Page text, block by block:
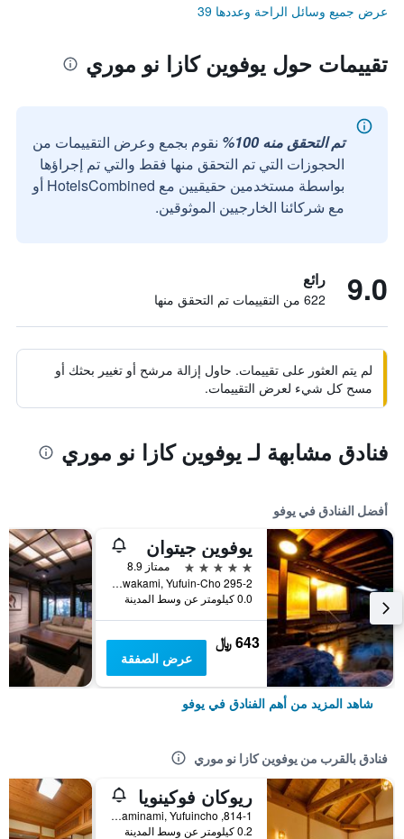
عرض جميع وسائل الراحة وعددها 39
تقييمات حول يوفوين كازا نو موري
تم التحقق منه 100%
نقوم بجمع وعرض التقييمات من
الحجوزات التي تم التحقق منها فقط والتي تم إجراؤها
بواسطة مستخدمين حقيقيين مع HotelsCombined أو
مع شركائنا الخارجيين الموثوقين.
9.0 رائع
622 من التقييمات تم التحقق منها
لم يتم العثور على تقييمات. حاول إزالة مرشح أو تغيير بحثك أو
مسح كل شيء لعرض التقييمات.
فنادق مشابهة لـ يوفوين كازا نو موري
أفضل الفنادق في يوفو
يوفوين جيتوان
5 نجوم
ممتاز 8.9
295-2 Kawakami, Yufuin-Cho, يوفو, اليابان
0.0 كيلومتر عن وسط المدينة
643 ﷼
عرض الصفقة
شاهد المزيد من أهم الفنادق في يوفو
فنادق بالقرب من يوفوين كازا نو موري
ريوكان فوكينويا
814-1, Kawaminami, Yufuincho, يوفو, اليابان
0.2 كيلومتر عن وسط المدينة